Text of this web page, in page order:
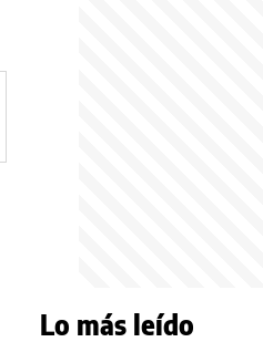
Lo más leído